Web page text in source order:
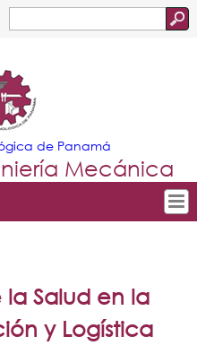
de
búsqueda
de Panamá
Mecánica
la Salud en la
y Logística